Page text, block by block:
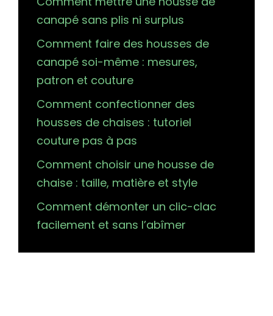
canapé sans plis ni surplus
Comment faire des housses de
canapé soi-même : mesures,
patron et couture
Comment confectionner des
housses de chaises : tutoriel
couture pas à pas
Comment choisir une housse de
chaise : taille, matière et style
Comment démonter un clic-clac
facilement et sans l’abîmer